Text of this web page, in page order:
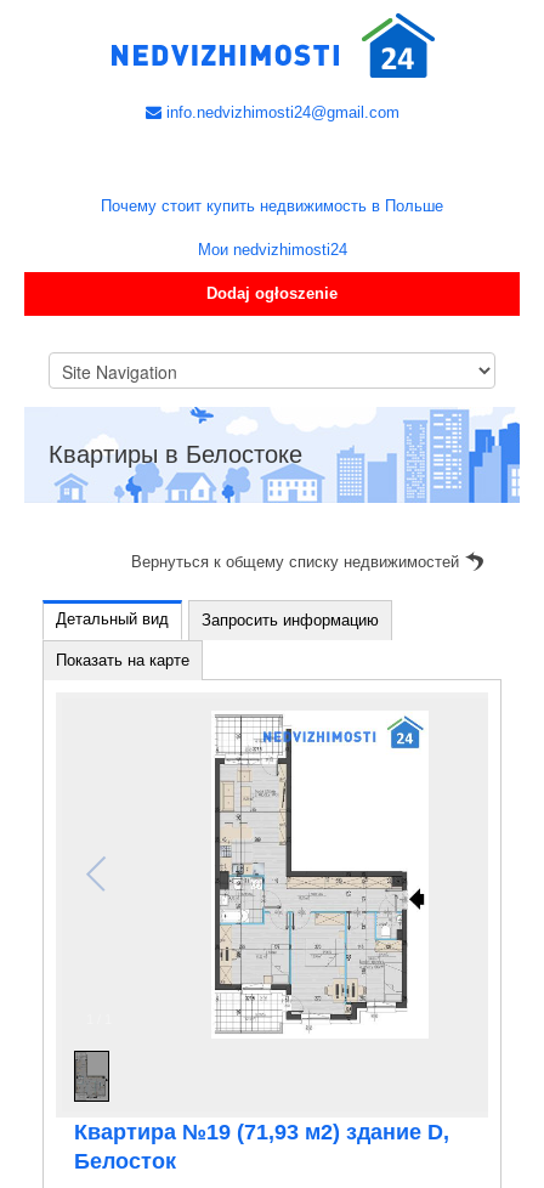
info.nedvizhimosti24@gmail.com
Почему стоит купить недвижимость в Польше
Мои nedvizhimosti24
Dodaj ogłoszenie
Квартиры в Белостоке
Вернуться к общему списку недвижимостей
Детальный вид Запросить информацию
Показать на карте
Квартира №19 (71,93 м2) здание D,
Белосток